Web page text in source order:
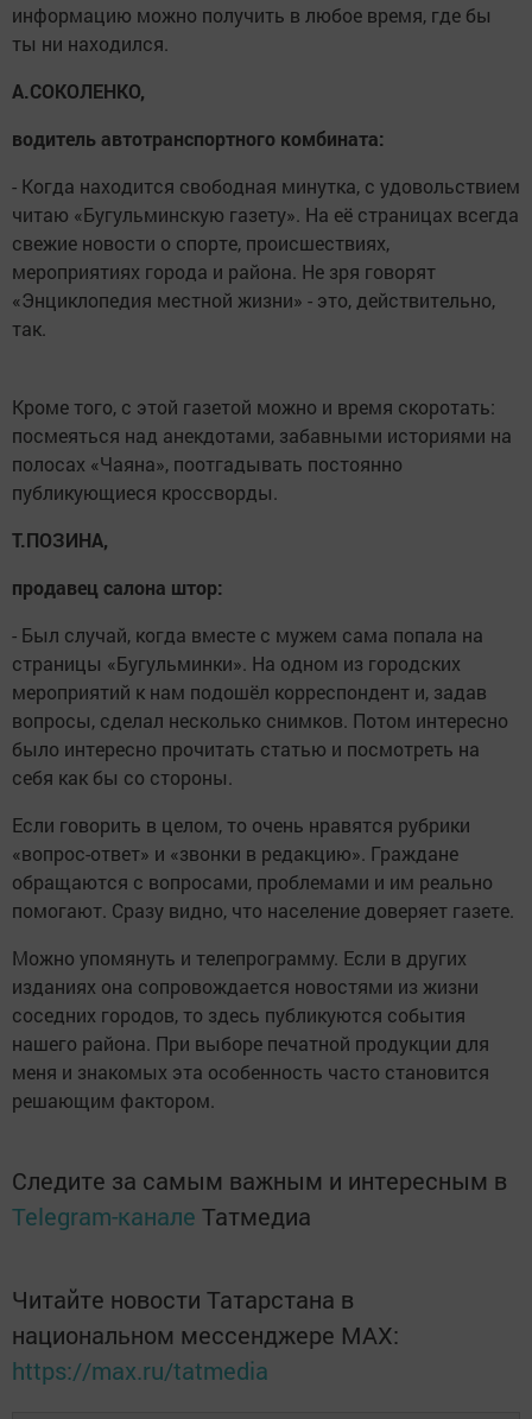
информацию можно получить в любое время, где бы
ты ни находился.
А.СОКОЛЕНКО,
водитель автотранспортного комбината:
- Когда находится свободная минутка, с удовольствием
читаю «Бугульминскую газету». На её страницах всегда
свежие новости о спорте, происшествиях,
мероприятиях города и района. Не зря говорят
«Энциклопедия местной жизни» - это, действительно,
так.
Кроме того, с этой газетой можно и время скоротать:
посмеяться над анекдотами, забавными историями на
полосах «Чаяна», поотгадывать постоянно
публикующиеся кроссворды.
Т.ПОЗИНА,
продавец салона штор:
- Был случай, когда вместе с мужем сама попала на
страницы «Бугульминки». На одном из городских
мероприятий к нам подошёл корреспондент и, задав
вопросы, сделал несколько снимков. Потом интересно
было интересно прочитать статью и посмотреть на
себя как бы со стороны.
Если говорить в целом, то очень нравятся рубрики
«вопрос-ответ» и «звонки в редакцию». Граждане
обращаются с вопросами, проблемами и им реально
помогают. Сразу видно, что население доверяет газете.
Можно упомянуть и телепрограмму. Если в других
изданиях она сопровождается новостями из жизни
соседних городов, то здесь публикуются события
нашего района. При выборе печатной продукции для
меня и знакомых эта особенность часто становится
решающим фактором.
Следите за самым важным и интересным в
Telegram-канале Татмедиа
Читайте новости Татарстана в
национальном мессенджере MАХ:
https://max.ru/tatmedia